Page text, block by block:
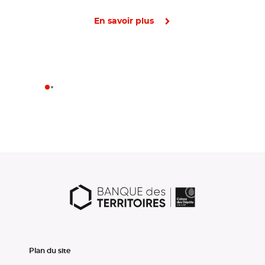
En savoir plus
Plan du site